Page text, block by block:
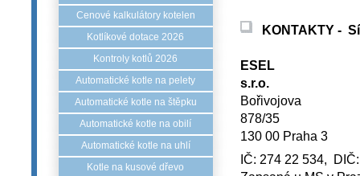
Cenové kalkulátory kotelen
Kotlíkové dotace 2026
Kontroly kotlů 2026
Automatické kotle na pelety
Automatické kotle na štěpku
Automatické kotle na obilí
Automatické kotle na uhlí
Kotle na kusové dřevo
KONTAKTY -
ESEL
s.r.o.
Bořivojova
130 00 Praha 3
IČ: 274 22 534,